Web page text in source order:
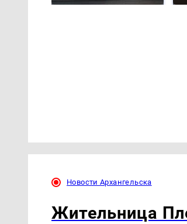
Новости Архангельска
Жительница